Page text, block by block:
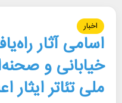
اخبار
اسامی آثار
خیابانی و
ملی تئاتر ایثار